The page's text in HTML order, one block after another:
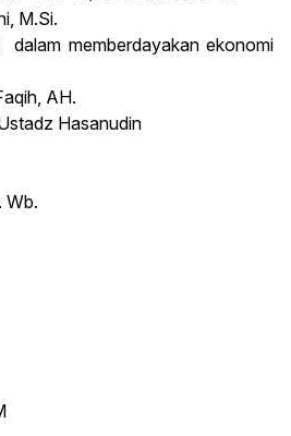
M.Si.
memberdayakan ekonomi
AH.
Hasanudin
Wb.